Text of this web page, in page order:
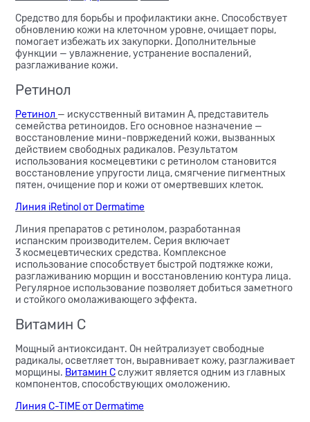
Средство для борьбы и профилактики акне. Способствует
обновлению кожи на клеточном уровне, очищает поры,
помогает избежать их закупорки. Дополнительные
функции — увлажнение, устранение воспалений,
разглаживание кожи.
Ретинол
Ретинол — искусственный витамин А, представитель
семейства ретиноидов. Его основное назначение —
восстановление мини-повржедений кожи, вызванных
действием свободных радикалов. Результатом
использования космецевтики с ретинолом становится
восстановление упругости лица, смягчение пигментных
пятен, очищение пор и кожи от омертвевших клеток.
Линия iRetinol от Dermatime
Линия препаратов с ретинолом, разработанная
испанским производителем. Серия включает
3 космецевтических средства. Комплексное
использование способствует быстрой подтяжке кожи,
разглаживанию морщин и восстановлению контура лица.
Регулярное использование позволяет добиться заметного
и стойкого омолаживающего эффекта.
Витамин С
Мощный антиоксидант. Он нейтрализует свободные
радикалы, осветляет тон, выравнивает кожу, разглаживает
морщины. Витамин Сслужит является одним из главных
компонентов, способствующих омоложению.
Линия C-TIMEот Dermatime